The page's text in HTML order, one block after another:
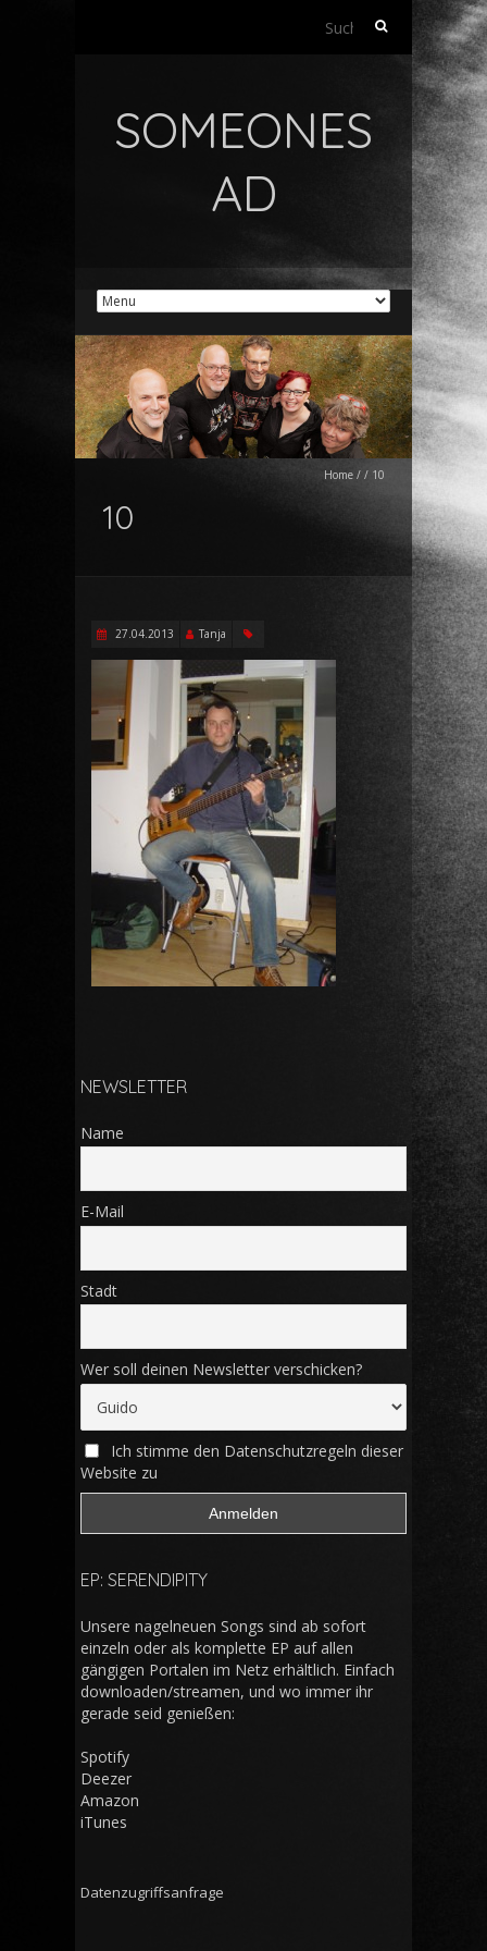
Suchen
SOMEONES
AD
Home / / 10
10
27.04.2013 Tanja
NEWSLETTER
Name
E-Mail
Stadt
Wer soll deinen Newsletter verschicken?
Ich stimme den Datenschutzregeln dieser
Website zu
EP: SERENDIPITY
Unsere nagelneuen Songs sind ab sofort
einzeln oder als komplette EP auf allen
gängigen Portalen im Netz erhältlich. Einfach
downloaden/streamen, und wo immer ihr
gerade seid genießen:
Spotify
Deezer
Amazon
iTunes
Datenzugriffsanfrage